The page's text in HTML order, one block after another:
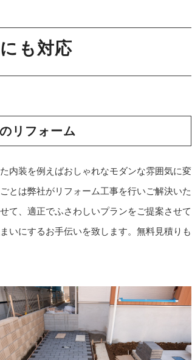
も対応
リフォーム
内装を例えばおしゃれなモダンな雰囲気に変
とは弊社がリフォーム工事を行いご解決いた
て、適正でふさわしいプランをご提案させて
いにするお手伝いを致します。無料見積りも